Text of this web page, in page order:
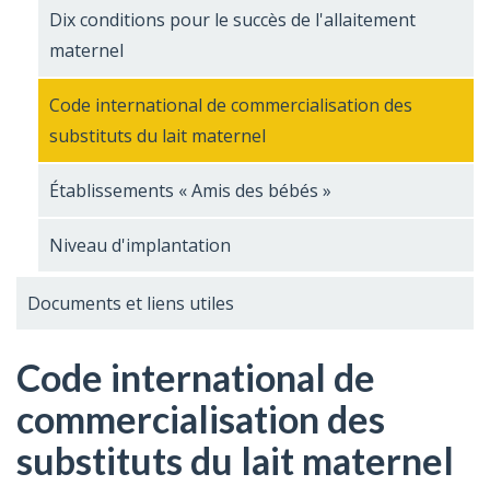
Dix conditions pour le succès de l'allaitement
maternel
Code international de commercialisation des
substituts du lait maternel
Établissements « Amis des bébés »
Niveau d'implantation
Documents et liens utiles
Code international de
commercialisation des
substituts du lait maternel